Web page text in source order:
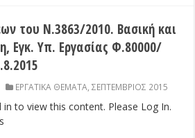
του Ν.3863/2010. Βασική και
Εγκ. Υπ. Εργασίας Φ.80000/
ΕΡΓΑΤΙΚΑ ΘΕΜΑΤΑ,ΣΕΠΤΕΜΒΡΙΟΣ 2015
to view this content. Please Log In.